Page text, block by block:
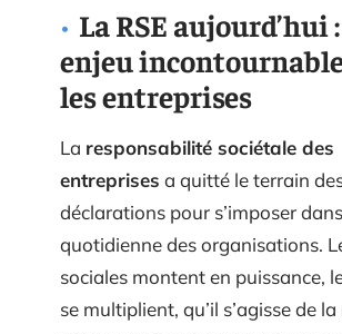
La RSE aujourd’hui
enjeu
les entreprises
La responsabilité sociétale des
entreprises a quitté le terrain
déclarations pour s’imposer
quotidienne des organisations.
sociales montent en puissance,
se multiplient, qu’il s’agisse de la